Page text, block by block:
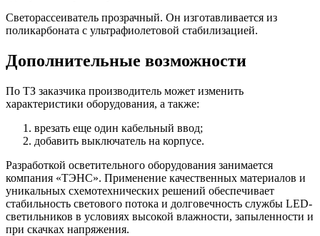
Светорассеиватель прозрачный. Он изготавливается из
поликарбоната с ультрафиолетовой стабилизацией.
Дополнительные возможности
По ТЗ заказчика производитель может изменить
характеристики оборудования, а также:
врезать еще один кабельный ввод;
добавить выключатель на корпусе.
Разработкой осветительного оборудования занимается
компания «ТЭНС». Применение качественных материалов и
уникальных схемотехнических решений обеспечивает
стабильность светового потока и долговечность службы LED-
светильников в условиях высокой влажности, запыленности и
при скачках напряжения.